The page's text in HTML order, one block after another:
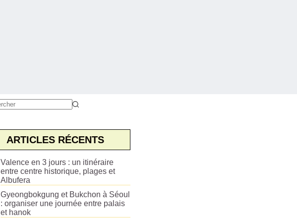
ARTICLES RÉCENTS
Valence en 3 jours : un itinéraire
entre centre historique, plages et
Albufera
Gyeongbokgung et Bukchon à Séoul
: organiser une journée entre palais
et hanok